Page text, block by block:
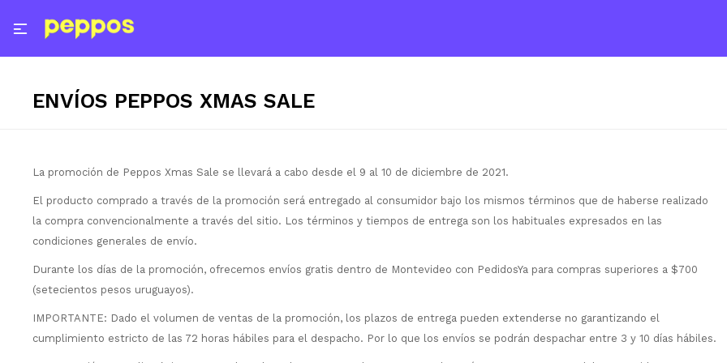

ENVÍOS PEPPOS XMAS SALE
La promoción de Peppos Xmas Sale se llevará a cabo desde el 9 al 10 de diciembre de 2021.
El producto comprado a través de la promoción será entregado al consumidor bajo los mismos términos que de haberse realizado
la compra convencionalmente a través del sitio. Los términos y tiempos de entrega son los habituales expresados en las
condiciones generales de envío.
Durante los días de la promoción, ofrecemos envíos gratis dentro de Montevideo con PedidosYa para compras superiores a $700
(setecientos pesos uruguayos).
IMPORTANTE: Dado el volumen de ventas de la promoción, los plazos de entrega pueden extenderse no garantizando el
cumplimiento estricto de las 72 horas hábiles para el despacho. Por lo que los envíos se podrán despachar entre 3 y 10 días hábiles.